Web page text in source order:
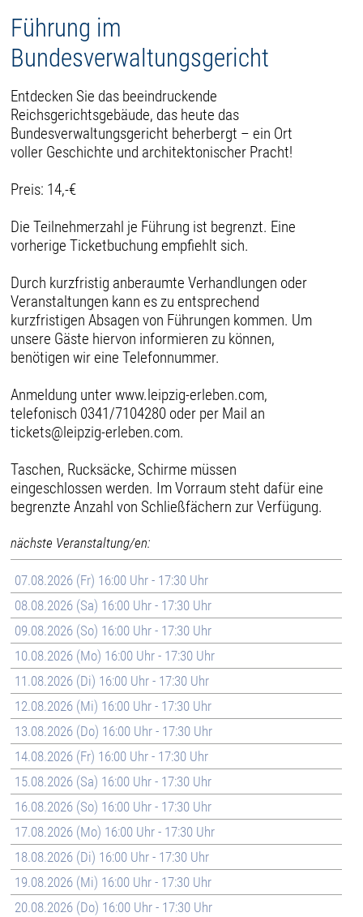
Führung im
Bundesverwaltungsgericht
Entdecken Sie das beeindruckende
Reichsgerichtsgebäude, das heute das
Bundesverwaltungsgericht beherbergt – ein Ort
voller Geschichte und architektonischer Pracht!
Preis: 14,-€
Die Teilnehmerzahl je Führung ist begrenzt. Eine
vorherige Ticketbuchung empfiehlt sich.
Durch kurzfristig anberaumte Verhandlungen oder
Veranstaltungen kann es zu entsprechend
kurzfristigen Absagen von Führungen kommen. Um
unsere Gäste hiervon informieren zu können,
benötigen wir eine Telefonnummer.
Anmeldung unter www.leipzig-erleben.com,
telefonisch 0341/7104280 oder per Mail an
tickets@leipzig-erleben.com.
Taschen, Rucksäcke, Schirme müssen
eingeschlossen werden. Im Vorraum steht dafür eine
begrenzte Anzahl von Schließfächern zur Verfügung.
nächste Veranstaltung/en:
07.08.2026 (Fr) 16:00 Uhr - 17:30 Uhr
08.08.2026 (Sa) 16:00 Uhr - 17:30 Uhr
09.08.2026 (So) 16:00 Uhr - 17:30 Uhr
10.08.2026 (Mo) 16:00 Uhr - 17:30 Uhr
11.08.2026 (Di) 16:00 Uhr - 17:30 Uhr
12.08.2026 (Mi) 16:00 Uhr - 17:30 Uhr
13.08.2026 (Do) 16:00 Uhr - 17:30 Uhr
14.08.2026 (Fr) 16:00 Uhr - 17:30 Uhr
15.08.2026 (Sa) 16:00 Uhr - 17:30 Uhr
16.08.2026 (So) 16:00 Uhr - 17:30 Uhr
17.08.2026 (Mo) 16:00 Uhr - 17:30 Uhr
18.08.2026 (Di) 16:00 Uhr - 17:30 Uhr
19.08.2026 (Mi) 16:00 Uhr - 17:30 Uhr
20.08.2026 (Do) 16:00 Uhr - 17:30 Uhr